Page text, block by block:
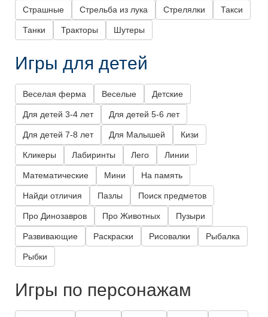
Страшные Стрельба из лука Стрелялки Такси
Танки Тракторы Шутеры
Игры для детей
Веселая ферма Веселые Детские
Для детей 3-4 лет Для детей 5-6 лет
Для детей 7-8 лет Для Малышей Кизи
Кликеры Лабиринты Лего Линии
Математические Мини На память
Найди отличия Пазлы Поиск предметов
Про Динозавров Про Животных Пузыри
Развивающие Раскраски Рисовалки Рыбалка
Рыбки
Игры по персонажам